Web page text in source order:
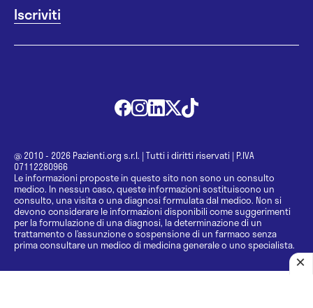
@ 2010 - 2026 Pazienti.org s.r.l. | Tutti i diritti riservati | P.IVA
07112280966
Le informazioni proposte in questo sito non sono un consulto
medico. In nessun caso, queste informazioni sostituiscono un
consulto, una visita o una diagnosi formulata dal medico. Non si
devono considerare le informazioni disponibili come suggerimenti
per la formulazione di una diagnosi, la determinazione di un
trattamento o l’assunzione o sospensione di un farmaco senza
prima consultare un medico di medicina generale o uno specialista.